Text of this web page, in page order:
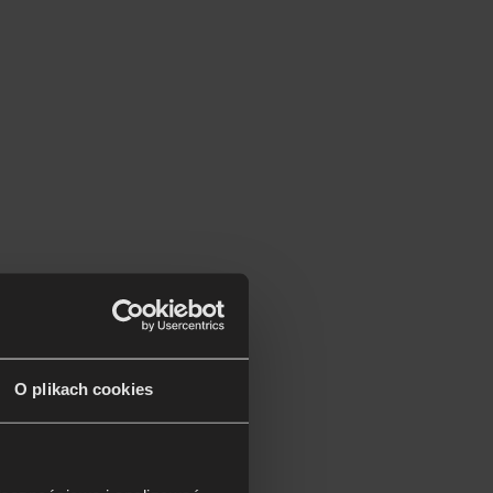
O plikach cookies